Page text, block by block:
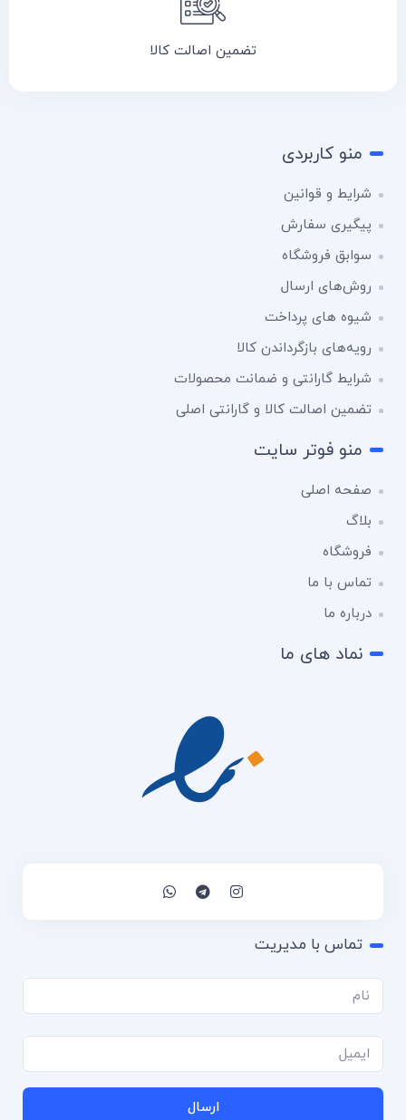
تضمین اصالت کالا
منو کاربردی
شرایط و قوانین
پیگیری سفارش
سوابق فروشگاه
روش‌های ارسال
شیوه های پرداخت
رویه‌های بازگرداندن کالا
شرایط گارانتی و ضمانت محصولات
تضمین اصالت کالا و گارانتی اصلی
منو فوتر سایت
صفحه اصلی
بلاگ
فروشگاه
تماس با ما
درباره ما
نماد های ما
تماس با مدیریت
ارسال